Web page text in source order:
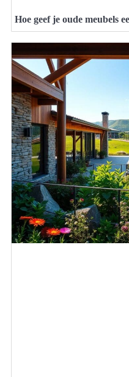
Hoe geef je oude meubels